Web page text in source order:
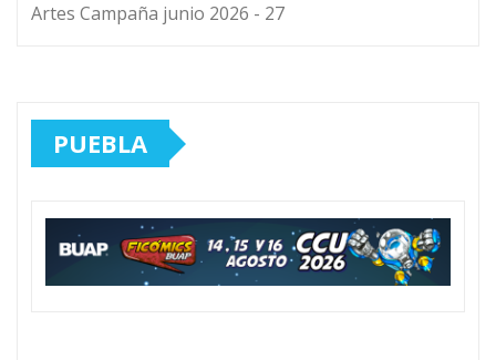
Artes Campaña junio 2026 - 27
PUEBLA